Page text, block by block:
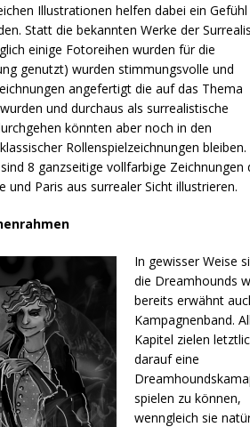
Illustrationen helfen dabei ein
Statt die bekannten Werke der
einige Fotoreihen wurden für die
genutzt) wurden stimmungsvolle und
angefertigt die auf das Thema
und durchaus als surrealistische
könnten aber noch in den
Rollenspielzeichnungen bleiben.
8 ganzseitige vollfarbige Zeichnungen
und Paris aus surrealer Sicht illustrieren.
In gewisser Weise
die Dreamhounds
bereits erwähnt
Kampagnenband.
Kapitel zielen
darauf eine
spielen zu können,
wenngleich sie